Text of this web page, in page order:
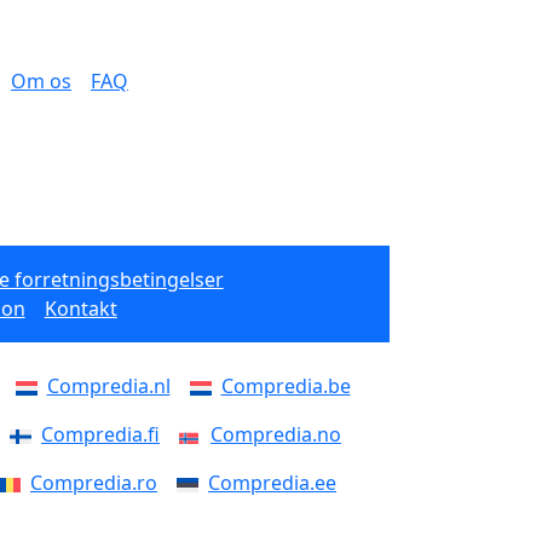
Om os FAQ
forretningsbetingelser
Kontakt
Compredia.nl
Compredia.be
Compredia.fi
Compredia.no
Compredia.ro
Compredia.ee